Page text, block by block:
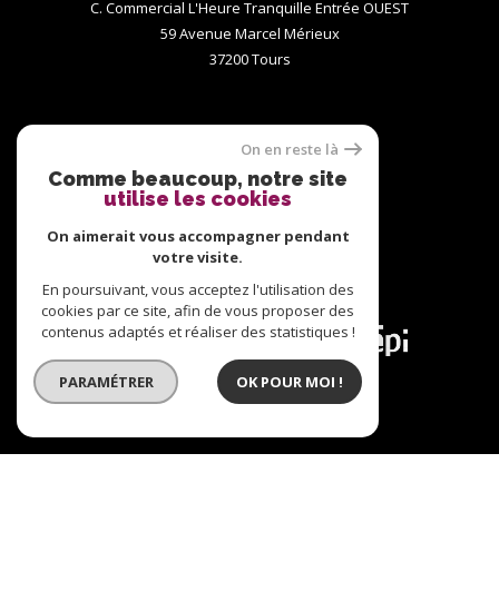
© 2026 | Tous droits réservés | Traduction powered
by Google |
Plan du site
Nos honoraires
Mentions légales
Admin
Nos liens
Politique RGPD
On en reste là
Comme beaucoup, notre site
utilise les cookies
On aimerait vous accompagner pendant
votre visite.
En poursuivant, vous acceptez l'utilisation des
cookies par ce site, afin de vous proposer des
contenus adaptés et réaliser des statistiques !
PARAMÉTRER OK POUR MOI !